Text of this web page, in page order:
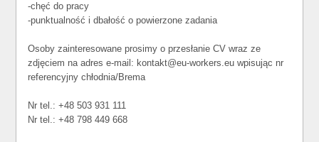
-chęć do pracy
-punktualność i dbałość o powierzone zadania
Osoby zainteresowane prosimy o przesłanie CV wraz ze
zdjęciem na adres e-mail: kontakt@eu-workers.eu wpisując nr
referencyjny chłodnia/Brema
Nr tel.: +48 503 931 111
Nr tel.: +48 798 449 668